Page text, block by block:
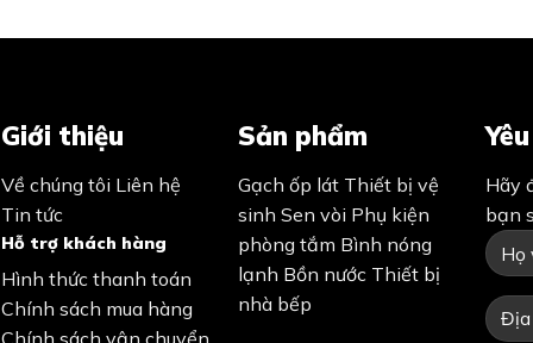
Giới thiệu
Về chúng tôi Liên hệ
Tin tức
Hỗ trợ khách hàng
Hình thức thanh toán
Chính sách mua hàng
Sản phẩm
Gạch ốp lát Thiết bị vệ
sinh Sen vòi Phụ kiện
phòng tắm Bình nóng
lạnh Bồn nước Thiết bị
nhà bếp
Hãy
bạn